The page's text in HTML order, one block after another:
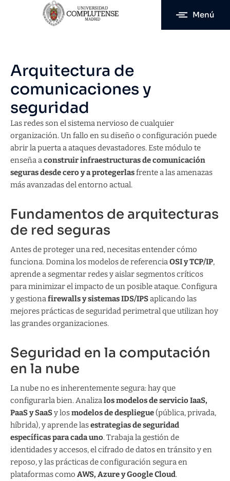
Menú
Arquitectura de
comunicaciones y
seguridad
Las redes son el sistema nervioso de cualquier
organización. Un fallo en su diseño o configuración puede
abrir la puerta a ataques devastadores. Este módulo te
enseña aconstruir infraestructuras de comunicación
seguras desde cero y a protegerlasfrente a las amenazas
más avanzadas del entorno actual.
Fundamentos de arquitecturas
de red seguras
Antes de proteger una red, necesitas entender cómo
funciona. Domina los modelos de referenciaOSI y TCP/IP,
aprende a segmentar redes y aislar segmentos críticos
para minimizar el impacto de un posible ataque. Configura
y gestionafirewalls y sistemas IDS/IPSaplicando las
mejores prácticas de seguridad perimetral que utilizan hoy
las grandes organizaciones.
Seguridad en la computación
en la nube
La nube no es inherentemente segura: hay que
configurarla bien. Analizalos modelos de servicio IaaS,
PaaS y SaaSy losmodelos de despliegue(pública, privada,
híbrida), y aprende lasestrategias de seguridad
específicas para cada uno. Trabaja la gestión de
identidades y accesos, el cifrado de datos en tránsito y en
reposo, y las prácticas de configuración segura en
plataformas como AWS, Azure y Google Cloud.